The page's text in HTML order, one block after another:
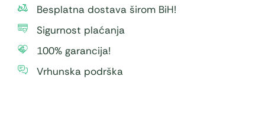
Besplatna dostava širom BiH!
Sigurnost plaćanja
100% garancija!
Vrhunska podrška